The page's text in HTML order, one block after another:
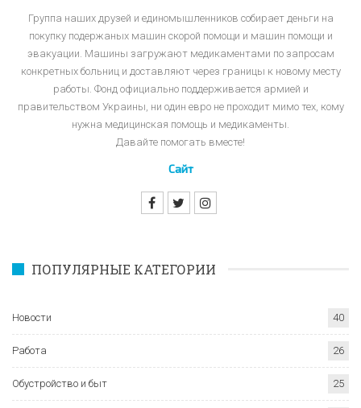
Группа наших друзей и единомышленников собирает деньги на
покупку подержаных машин скорой помощи и машин помощи и
эвакуации. Машины загружают медикаментами по запросам
конкретных больниц и доставляют через границы к новому месту
работы. Фонд официально поддерживается армией и
правительством Украины, ни один евро не проходит мимо тех, кому
нужна медицинская помощь и медикаменты.
Давайте помогать вместе!
Сайт
ПОПУЛЯРНЫЕ КАТЕГОРИИ
Новости 40
Работа 26
Обустройство и быт 25